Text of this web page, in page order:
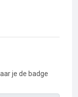
je de badge